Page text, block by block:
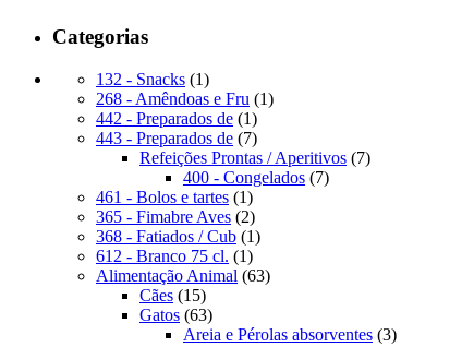
Categorias
132 - Snacks 11
produto
268 - Amêndoas e Fru 11
442 - Preparados de 11
produto
443 - Preparados de 77
produtos
Refeições Prontas / Aperitivos 77
400 - Congelados 77
461 - Bolos e tartes 11
produto
365 - Fimabre Aves 22
produtos
368 - Fatiados / Cub 11
612 - Branco 75 cl. 11
produto
Alimentação Animal 6363
Cães 1515
produtos
Gatos 6363
produtos
Areia e Pérolas absorventes 33